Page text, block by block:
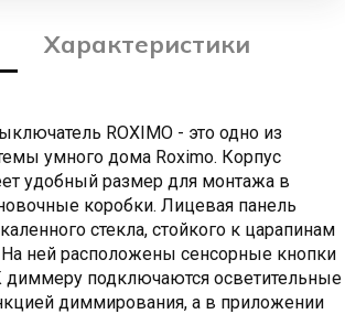
Характеристики
ROXIMO - это одно из
умного дома Roximo. Корпус
удобный размер для монтажа в
коробки. Лицевая панель
стекла, стойкого к царапинам
ней расположены сенсорные кнопки
диммеру подключаются осветительные
диммирования, а в приложении